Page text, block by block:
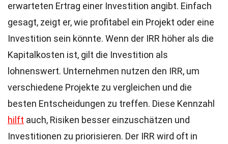
erwarteten Ertrag einer Investition angibt. Einfach
gesagt, zeigt er, wie profitabel ein Projekt oder eine
Investition sein könnte. Wenn der IRR höher als die
Kapitalkosten ist, gilt die Investition als
lohnenswert. Unternehmen nutzen den IRR, um
verschiedene Projekte zu vergleichen und die
besten Entscheidungen zu treffen. Diese Kennzahl
hilft auch, Risiken besser einzuschätzen und
Investitionen zu priorisieren. Der IRR wird oft in